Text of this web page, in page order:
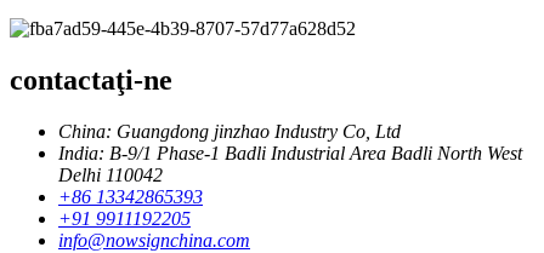
contactaţi-ne
China: Guangdong jinzhao Industry Co, Ltd
India: B-9/1 Phase-1 Badli Industrial Area Badli North West
Delhi 110042
+86 13342865393
+91 9911192205
info@nowsignchina.com